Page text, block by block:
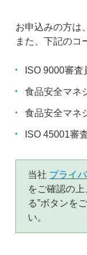
お申込みの方は
また、下記のコ
ISO 9000審
食品安全マネ
食品安全マネ
ISO 45001審
当社 プライ
をご確認の上
る”ボタンを
い。